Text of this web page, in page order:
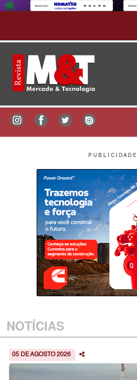
P U B L I C I D A D E
NOTÍCIAS
05 DE AGOSTO 2026